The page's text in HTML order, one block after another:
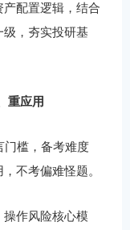
配置逻辑，结合
，夯实投研基
重应用
门槛，备考难度
不考偏难怪题。
作风险核心模